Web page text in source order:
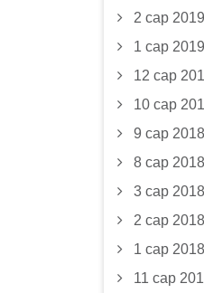
2 сар 2019
1 сар 2019
12 сар
10 сар
9 сар 2018
8 сар 2018
3 сар 2018
2 сар 2018
1 сар 2018
11 сар